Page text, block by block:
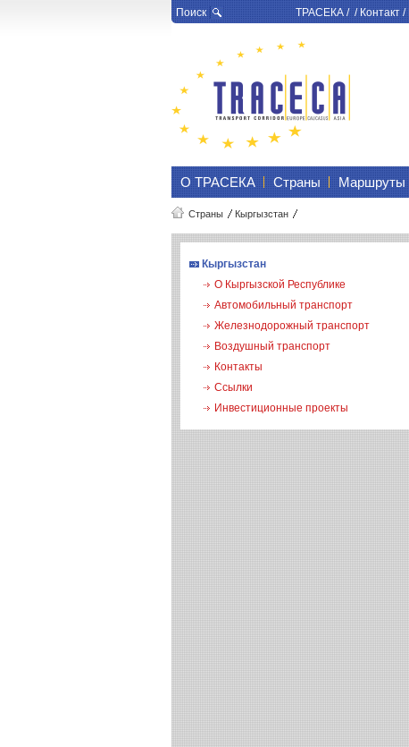
Поиск ТРАСЕКА/ /Контакт/
О ТРАСЕКА Страны Маршруты
Страны Кыргызстан
Кыргызстан
О Кыргызской Республике
Автомобильный транспорт
Железнодорожный транспорт
Воздушный транспорт
Контакты
Ссылки
Инвестиционные проекты